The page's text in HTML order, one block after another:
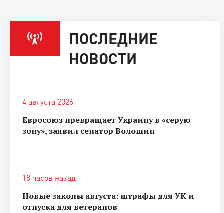
ПОСЛЕДНИЕ
НОВОСТИ
4 августа 2026
Евросоюз превращает Украину в «серую
зону», заявил сенатор Волошин
18 часов назад
Новые законы августа: штрафы для УК и
отпуска для ветеранов